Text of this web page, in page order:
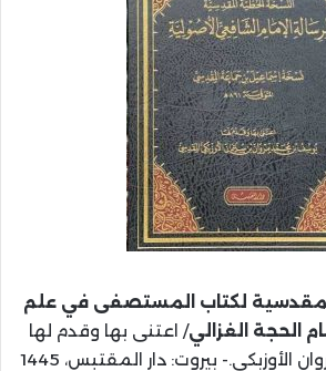
لكتاب المستصفى في علم
الحجة الغزالي/ اعتنى بها وقدم لها
يوسف بن محمد مروان الأوزبكي.- بيروت: دار المقتبس، 1445